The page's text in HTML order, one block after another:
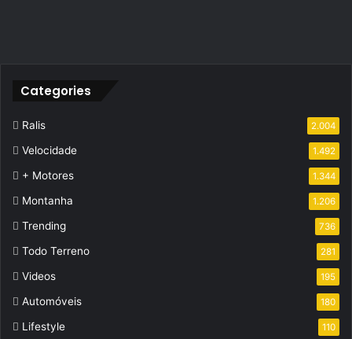
Categories
Ralis 2.004
Velocidade 1.492
+ Motores 1.344
Montanha 1.206
Trending 736
Todo Terreno 281
Videos 195
Automóveis 180
Lifestyle 110